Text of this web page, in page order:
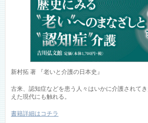
新村拓 著 『老いと介護の日本史』
古来、認知症などを患う人々はいかに介護されて
えた現代にも触れる。
書籍詳細はコチラ